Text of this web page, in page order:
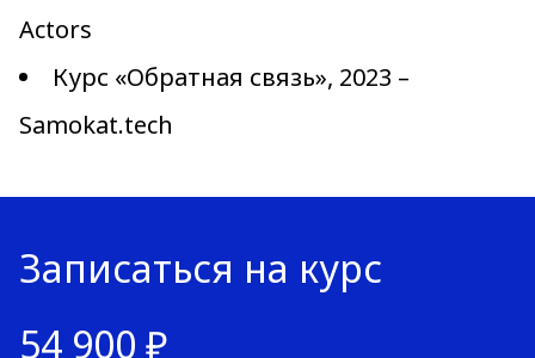
Actors
Курс «Обратная связь», 2023 –
Samokat.tech
Записаться на курс
54 900 ₽